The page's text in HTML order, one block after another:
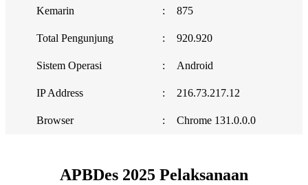
Kemarin : 875
Total Pengunjung : 920.920
Sistem Operasi : Android
IP Address : 216.73.217.12
Browser : Chrome 131.0.0.0
APBDes 2025 Pelaksanaan